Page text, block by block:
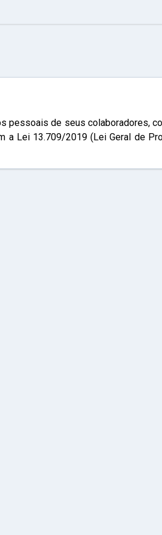
pessoais de seus colaboradores,
a Lei 13.709/2019 (Lei Geral de